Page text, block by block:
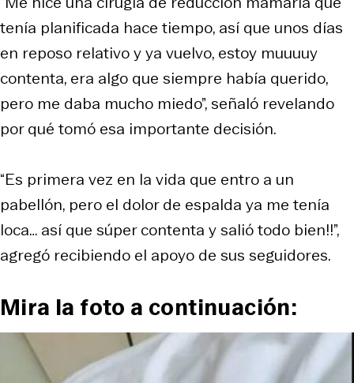
tenía planificada hace tiempo, así que unos días
en reposo relativo y ya vuelvo, estoy muuuuy
contenta, era algo que siempre había querido,
pero me daba mucho miedo”, señaló revelando
por qué tomó esa importante decisión.
“Es primera vez en la vida que entro a un
pabellón, pero el dolor de espalda ya me tenía
loca… así que súper contenta y salió todo bien!!”,
agregó recibiendo el apoyo de sus seguidores.
Mira la foto a continuación: